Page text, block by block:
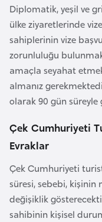
r
i
Diplomatik, yeşil ve
ülke ziyaretlerinde
sahiplerinin vize
zorunluluğu
amaçla seyahat
almanız
olarak 90 gün süreyle
Çek Cumhuriyeti
Evraklar
Çek Cumhuriyeti
süresi, sebebi,
değişiklik
sahibinin kişisel
a
y
c
a
n
B
h
r
e
y
n